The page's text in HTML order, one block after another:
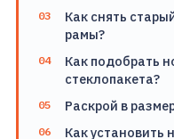
Как снять
рамы?
Как подобрать
стеклопакета?
Раскрой в
Как установить